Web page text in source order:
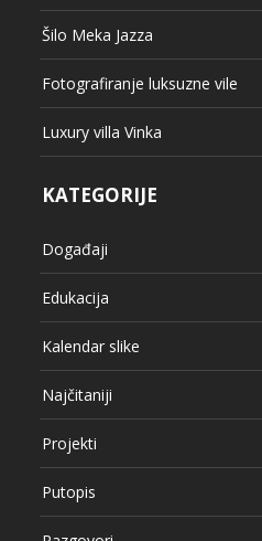
Šilo Meka Jazza
Fotografiranje luksuzne vile
Luxury villa Vinka
KATEGORIJE
Događaji
Edukacija
Kalendar slike
Najčitaniji
Projekti
Putopis